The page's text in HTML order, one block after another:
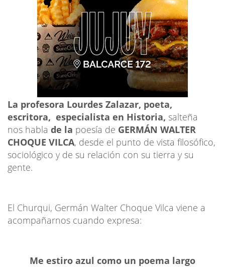
La profesora Lourdes Zalazar, poeta,
escritora, especialista en Historia, salteña
nos habla de la poesía de GERMÁN WALTER
CHOQUE VILCA, desde el punto de vista filosófico,
sociológico y de su relación con su tierra y su
gente.
El Churqui, Germán Walter Choque Vilca viene a
acompañarnos cuando expresa:
Me estiro azul como un poema largo